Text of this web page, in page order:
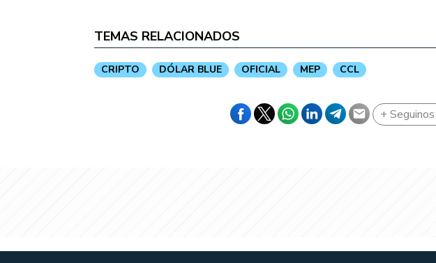
TEMAS RELACIONADOS
CRIPTO DÓLAR BLUE OFICIAL MEP CCL
+